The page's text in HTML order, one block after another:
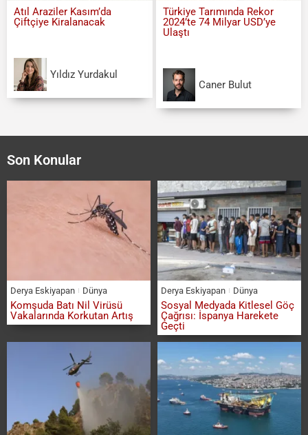
Atıl Araziler Kasım’da
Çiftçiye Kiralanacak
Yıldız Yurdakul
Türkiye Tarımında Rekor
2024’te 74 Milyar USD’ye
Ulaştı
Caner Bulut
Son Konular
Derya Eskiyapan Dünya
Komşuda Batı Nil Virüsü
Vakalarında Korkutan Artış
Derya Eskiyapan Dünya
Sosyal Medyada Kitlesel Göç
Çağrısı: İspanya Harekete
Geçti